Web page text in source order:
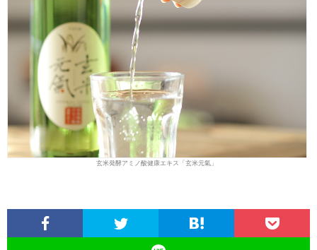
玄米発酵アミノ酸健康エキス「玄米元氣」